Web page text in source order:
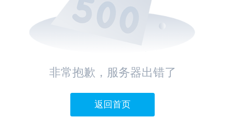
非常抱歉，服务器出错了
返回首页